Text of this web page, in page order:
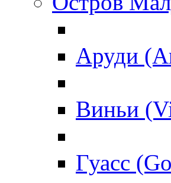
Аруди
Виньи
Гуасс